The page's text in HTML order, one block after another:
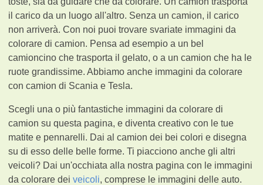
il carico da un luogo all'altro. Senza un camion, il carico
non arriverà. Con noi puoi trovare svariate immagini da
colorare di camion. Pensa ad esempio a un bel
camioncino che trasporta il gelato, o a un camion che ha le
ruote grandissime. Abbiamo anche immagini da colorare
con camion di Scania e Tesla.
Scegli una o più fantastiche immagini da colorare di
camion su questa pagina, e diventa creativo con le tue
matite e pennarelli. Dai al camion dei bei colori e disegna
su di esso delle belle forme. Ti piacciono anche gli altri
veicoli? Dai un'occhiata alla nostra pagina con le immagini
da colorare deiveicoli, comprese le immagini delle auto.